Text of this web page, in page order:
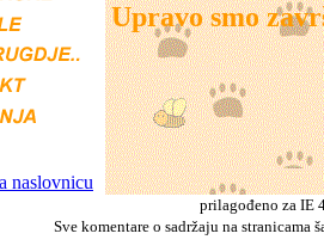
Upravo smo
naslovnicu
prilagođeno za
Sve komentare o sadržaju na stranicama